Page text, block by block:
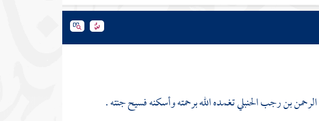
بن رجب الحنبليتغمده الله برحمته وأسكنه فسيح جنته .